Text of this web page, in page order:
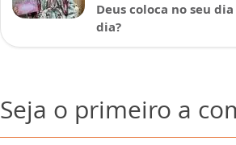
Deus coloca no seu dia
dia?
Seja o primeiro a